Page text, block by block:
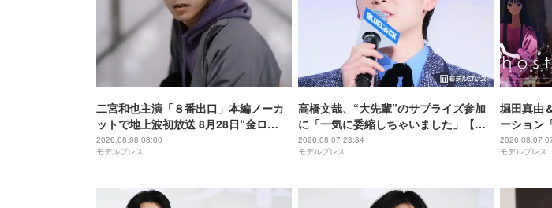
二宮和也主演「８番出口」本編ノーカ
ットで地上波初放送 8月28日“金ロ
ー”枠
2026.08.08 08:00
モデルプレス
高橋文哉、“大先輩”のサプライズ参加
に「一気に委縮しちゃいました」【ブ
ルーロック】
2026.08.07 23:34
モデルプレス
堀田真由
ーション
キャスト
いていた
2026.08.07
モデルプレス